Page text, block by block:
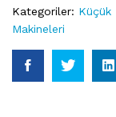
Kategoriler: Küçük
Makineleri